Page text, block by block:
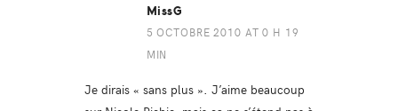
MissG
5 OCTOBRE 2010 AT 0 H 19
MIN
Je dirais « sans plus ». J’aime beaucoup